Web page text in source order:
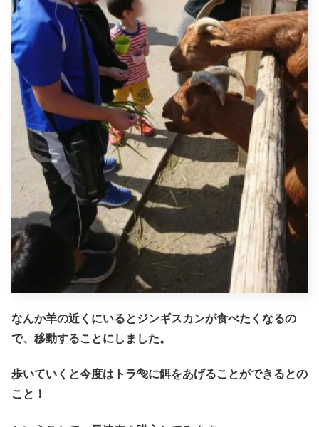
なんか羊の近くにいるとジンギスカンが食べたくなるの
で、移動することにしました。
歩いていくと今度はトラ🐅に餌をあげることができるとの
こと！